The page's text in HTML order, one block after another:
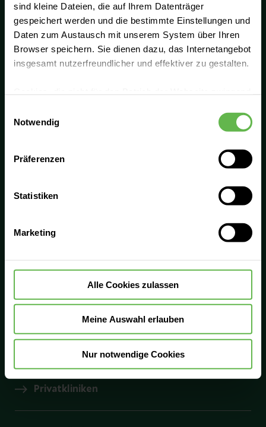
sind kleine Dateien, die auf Ihrem Datenträger
gespeichert werden und die bestimmte Einstellungen und
Daten zum Austausch mit unserem System über Ihren
Browser speichern. Sie dienen dazu, das Internetangebot
insgesamt nutzerfreundlicher und effektiver zu gestalten.
eingesetzt werden.
Es steht Ihnen frei, unsere Seite mit nur den notwendigen
Cookies zu benutzen, eine individuelle Auswahl
oder durch Auswahl von „Alle Cookies akzeptieren“ in die
widerrufen.
Notwendig
Präferenzen
Statistiken
Marketing
Alle Cookies zulassen
Meine Auswahl erlauben
Nur notwendige Cookies
Höchste Qualität erreichen wir durch
Professionalität und enge Zusammenarbeit.
Deshalb tauschen wir uns in unserem
Netzwerk aus und entwickeln uns fachlich
beste Lösung für unsere Patient:innen. Mit
unseren gebündelten Stärken und unserem
Fachwissen bieten wir eine vollumfängliche
0800 - Medizin
Helios Ambulant
Privatkliniken